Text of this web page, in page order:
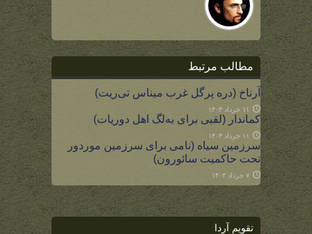
مطالب مرتبط
آرناخ (دره پرگل غرب میناس تی‌ریت)
۱۱ خرداد ۱۴۰۳
کماندار (لقبی برای به‌لگ اهل دوریات)
۱۱ خرداد ۱۴۰۳
سرزمین سیاه (نامی برای سرزمین موردور
تحت حاکمیت سائورون)
۷ خرداد ۱۴۰۳
تقویم آردا